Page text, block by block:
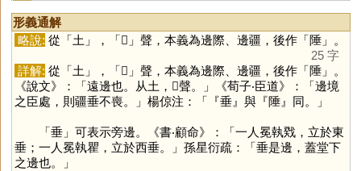
形義通解
略說: 從「土」，「𠂹 」聲，本義為邊際、邊疆，後作「陲」。
25 字
詳解: 從「土」，「𠂹 」聲，本義為邊際、邊疆，後作「陲」。
《說文》：「遠邊也。从土，𠂹聲。」《荀子‧臣道》：「邊境
之臣處，則疆垂不喪。」楊倞注：「『垂』與『陲』同。」
「垂」可表示旁邊。《書‧顧命》：「一人冕執戣，立於東
垂；一人冕執瞿，立於西垂。」孫星衍疏：「垂是邊，蓋堂下
之邊也。」